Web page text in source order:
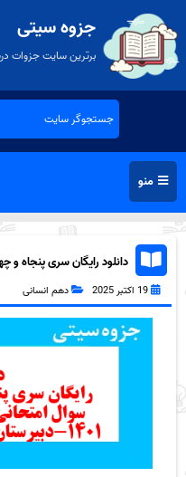
جزوه سیتی
برترین سایت جزوات
منو
دانلود رایگان سری پنجاه
انسانی به همراه pdf
19 اکتبر 2025 دهم انسانی